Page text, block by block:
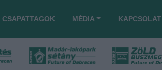
CSAPATTAGOK MÉDIA KAPCSOLAT